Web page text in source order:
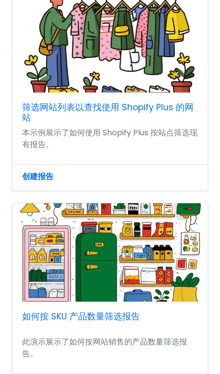
筛选网站列表以查找使用 Shopify Plus 的网
站
本示例展示了如何使用 Shopify Plus 按站点筛选现
有报告。
创建报告
如何按 SKU 产品数量筛选报告
此演示展示了如何按网站销售的产品数量筛选报
告。